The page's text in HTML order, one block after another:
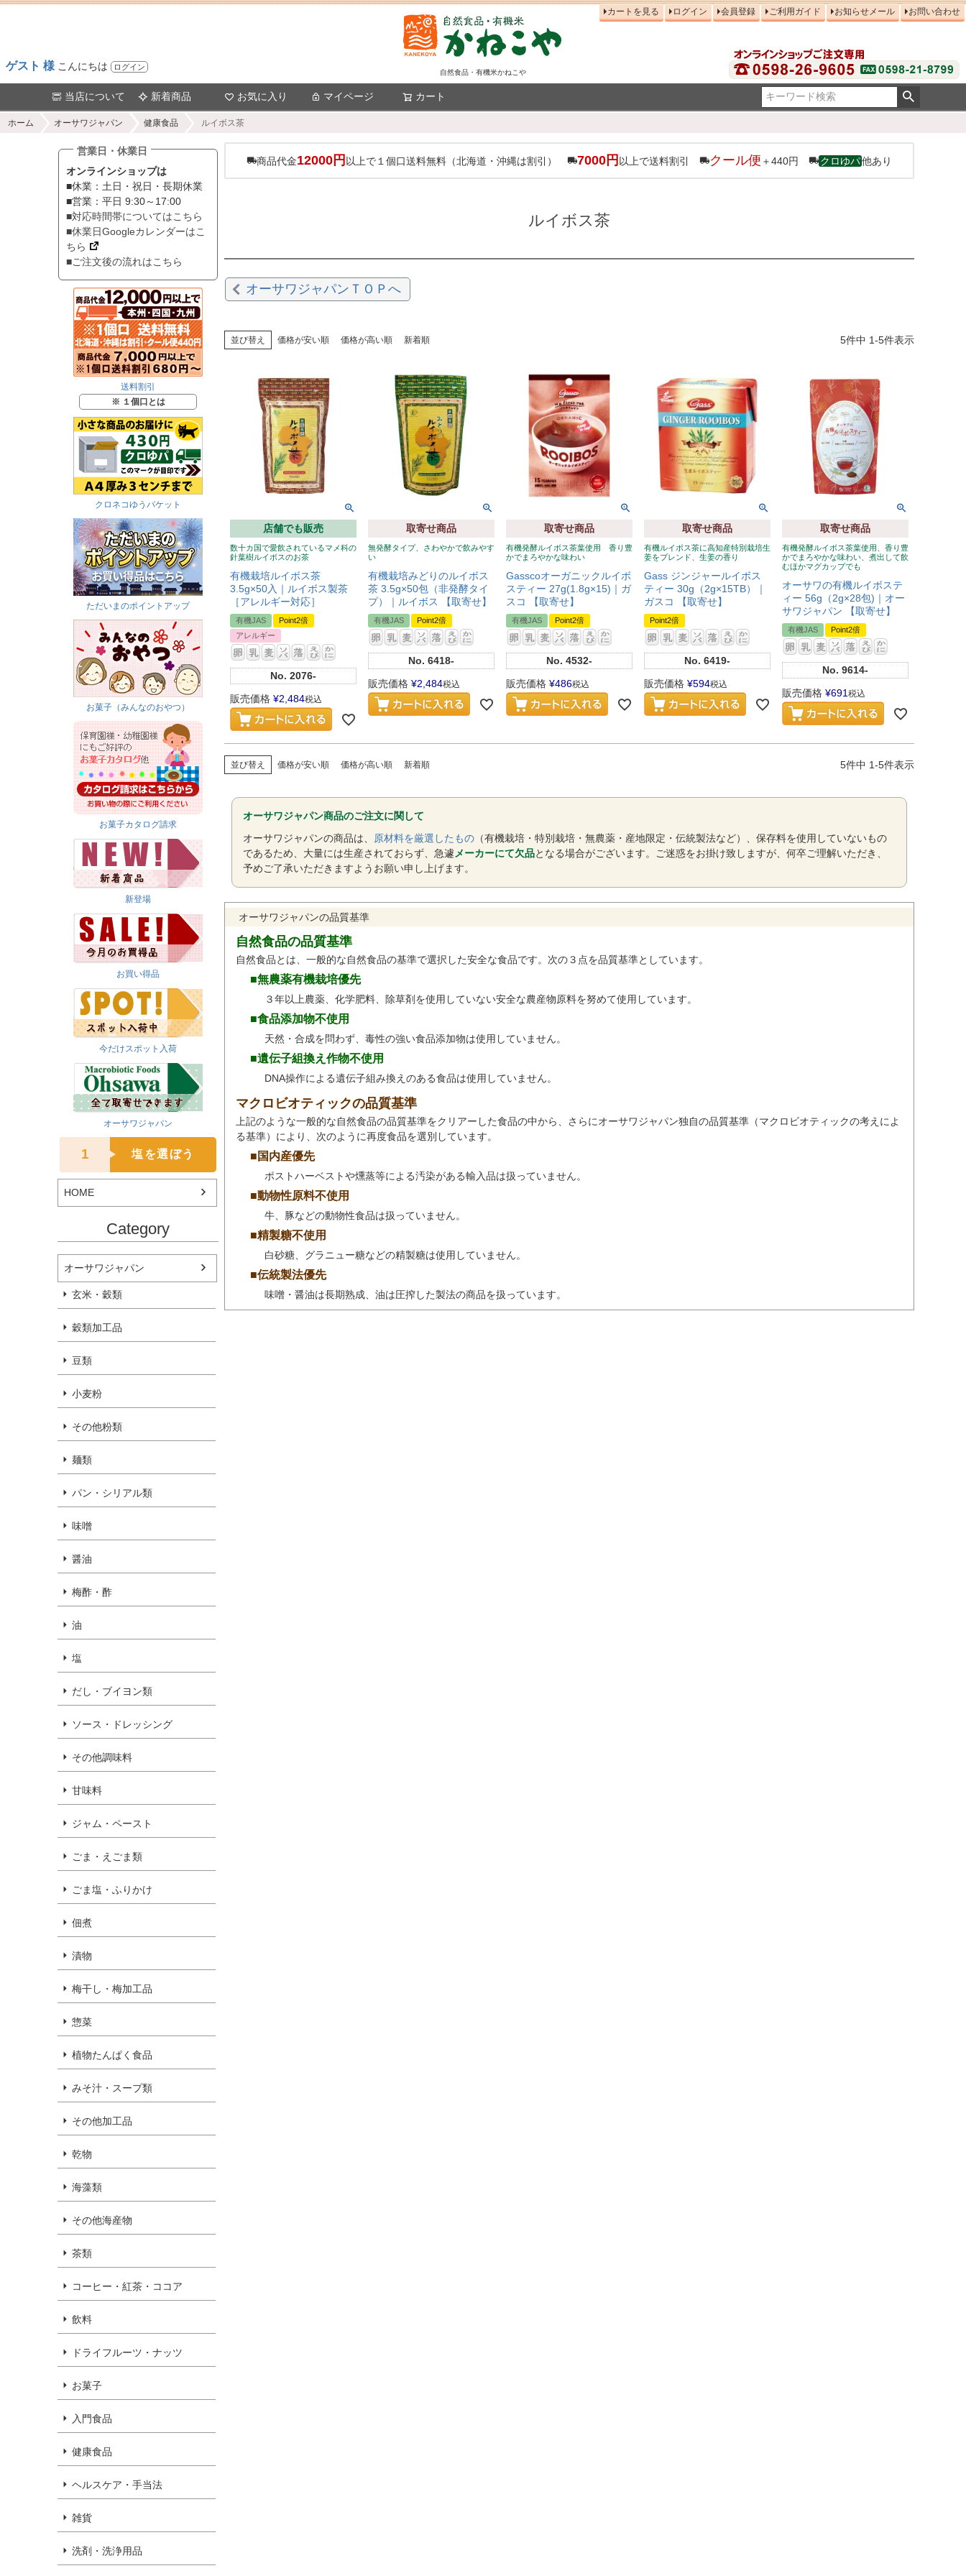
ゲスト 様 こんにちは ログイン
自然食品・有機米かねこや
カートを見る ログイン 会員登録 ご利用ガイド お知らせメール お問い合わせ
当店について 新着商品 お気に入り マイページ カート
ホーム オーサワジャパン 健康食品 ルイボス茶
営業日・休業日
オンラインショップは
■休業：土日・祝日・長期休業
■営業：平日 9:30～17:00
■対応時間帯についてはこちら
■休業日Googleカレンダーはこ
ちら
■ご注文後の流れはこちら
送料割引
※ １個口とは
クロネコゆうパケット
ただいまのポイントアップ
お菓子（みんなのおやつ）
お菓子カタログ請求
新登場
お買い得品
今だけスポット入荷
オーサワジャパン
1 塩を選ぼう
HOME
Category
オーサワジャパン
玄米・穀類
穀類加工品
豆類
小麦粉
その他粉類
麺類
パン・シリアル類
味噌
醤油
梅酢・酢
油
塩
だし・ブイヨン類
ソース・ドレッシング
その他調味料
甘味料
ジャム・ペースト
ごま・えごま類
ごま塩・ふりかけ
佃煮
漬物
梅干し・梅加工品
惣菜
植物たんぱく食品
みそ汁・スープ類
その他加工品
乾物
海藻類
その他海産物
茶類
コーヒー・紅茶・ココア
飲料
ドライフルーツ・ナッツ
お菓子
入門食品
健康食品
ヘルスケア・手当法
雑貨
洗剤・洗浄用品
商品代金12000円 以上で１個口送料無料（北海道・沖縄は割引） 7000円 以上で送料割引 クール便 ＋440円 クロゆパ他あり
ルイボス茶
オーサワジャパンＴＯＰへ
並び替え 価格が安い順 価格が高い順 新着順 5件中 1-5件表示
店舗でも販売
数十カ国で愛飲されているマメ科の
針葉樹ルイボスのお茶
有機栽培ルイボス茶
3.5g×50入｜ルイボス製茶
［アレルギー対応］
有機JAS
Point2倍
アレルギー
No. 2076-
販売価格 ¥2,484税込
取寄せ商品
無発酵タイプ、さわやかで飲みやす
い
有機栽培みどりのルイボス
茶 3.5g×50包（非発酵タイ
プ）｜ルイボス 【取寄せ】
有機JAS Point2倍
No. 6418-
販売価格 ¥2,484税込
取寄せ商品
有機発酵ルイボス茶葉使用 香り豊
かでまろやかな味わい
Gasscoオーガニックルイボ
スティー 27g(1.8g×15)｜ガ
スコ 【取寄せ】
有機JAS Point2倍
No. 4532-
販売価格 ¥486税込
取寄せ商品
有機ルイボス茶に高知産特別栽培生
姜をブレンド、生姜の香り
Gass ジンジャールイボス
ティー 30g（2g×15TB）｜
ガスコ 【取寄せ】
Point2倍
No. 6419-
販売価格 ¥594税込
取寄せ商品
有機発酵ルイボス茶葉使用、香り豊
かでまろやかな味わい、煮出して飲
むほかマグカップでも
オーサワの有機ルイボステ
ィー 56g（2g×28包)｜オー
サワジャパン 【取寄せ】
有機JAS Point2倍
No. 9614-
販売価格 ¥691 税込
並び替え 価格が安い順 価格が高い順 新着順 5件中 1-5件表示
オーサワジャパン商品のご注文に関して
オーサワジャパンの商品は、
原材料を厳選したもの （有機栽培・特別栽培・無農薬・産地限定・伝統製法など）、保存料を使用していないもの
であるため、大量には生産されておらず、急遽 メーカーにて欠品となる場合がございます。ご迷惑をお掛け致しますが、何卒ご理解いただき、
予めご了承いただきますようお願い申し上げます。
オーサワジャパンの品質基準
自然食品の品質基準
自然食品とは、一般的な自然食品の基準で選択した安全な食品です。次の３点を品質基準としています。
■無農薬有機栽培優先
３年以上農薬、化学肥料、除草剤を使用していない安全な農産物原料を努めて使用しています。
■食品添加物不使用
天然・合成を問わず、毒性の強い食品添加物は使用していません。
■遺伝子組換え作物不使用
DNA操作による遺伝子組み換えのある食品は使用していません。
マクロビオティックの品質基準
上記のような一般的な自然食品の品質基準をクリアーした食品の中から、さらにオーサワジャパン独自の品質基準（マクロビオティックの考えによ
る基準）により、次のように再度食品を選別しています。
■国内産優先
ポストハーベストや燻蒸等による汚染がある輸入品は扱っていません。
■動物性原料不使用
牛、豚などの動物性食品は扱っていません。
■精製糖不使用
白砂糖、グラニュー糖などの精製糖は使用していません。
■伝統製法優先
味噌・醤油は長期熟成、油は圧搾した製法の商品を扱っています。